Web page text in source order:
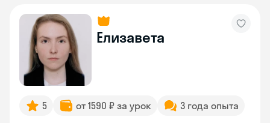
Елизавета
5 от 1590 ₽ за урок 3 года опыта